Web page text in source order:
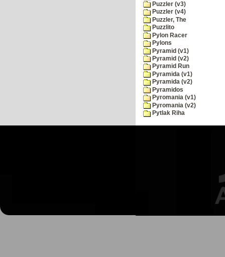
Puzzler (v3)
Puzzler (v4)
Puzzler, The
Puzzlito
Pylon Racer
Pylons
Pyramid (v1)
Pyramid (v2)
Pyramid Run
Pyramida (v1)
Pyramida (v2)
Pyramidos
Pyromania (v1)
Pyromania (v2)
Pytlak Riha